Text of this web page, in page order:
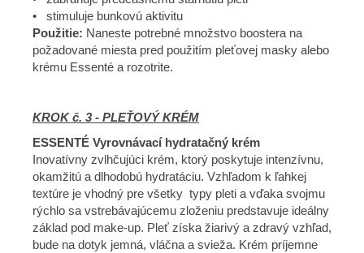
• stimuluje bunkovú aktivitu
Použitie: Naneste potrebné množstvo boostera na
požadované miesta pred použitím pleťovej masky alebo
krému Essenté a rozotrite.
KROK č. 3 - PLEŤOVÝ KRÉM
ESSENTÉ Vyrovnávací hydratačný krém
Inovatívny zvlhčujúci krém, ktorý poskytuje intenzívnu,
okamžitú a dlhodobú hydratáciu. Vzhľadom k ľahkej
textúre je vhodný pre všetky typy pleti a vďaka svojmu
rýchlo sa vstrebávajúcemu zloženiu predstavuje ideálny
základ pod make-up. Pleť získa žiarivý a zdravý vzhľad,
bude na dotyk jemná, vláčna a svieža. Krém príjemne